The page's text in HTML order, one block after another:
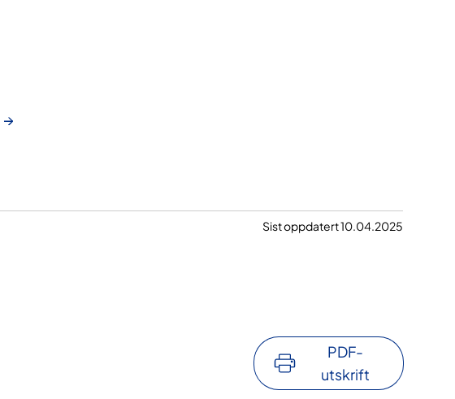
Sist oppdatert 10.04.2025
PDF-
utskrift